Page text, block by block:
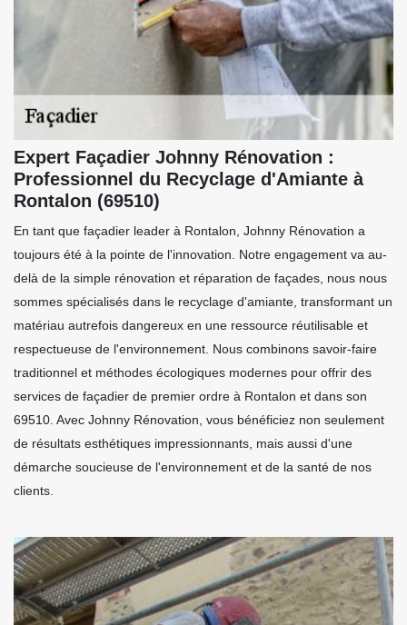
Expert Façadier Johnny Rénovation :
Professionnel du Recyclage d'Amiante à
Rontalon (69510)
En tant que façadier leader à Rontalon, Johnny Rénovation a
toujours été à la pointe de l'innovation. Notre engagement va au-
delà de la simple rénovation et réparation de façades, nous nous
sommes spécialisés dans le recyclage d'amiante, transformant un
matériau autrefois dangereux en une ressource réutilisable et
respectueuse de l'environnement. Nous combinons savoir-faire
traditionnel et méthodes écologiques modernes pour offrir des
services de façadier de premier ordre à Rontalon et dans son
69510. Avec Johnny Rénovation, vous bénéficiez non seulement
de résultats esthétiques impressionnants, mais aussi d'une
démarche soucieuse de l'environnement et de la santé de nos
clients.